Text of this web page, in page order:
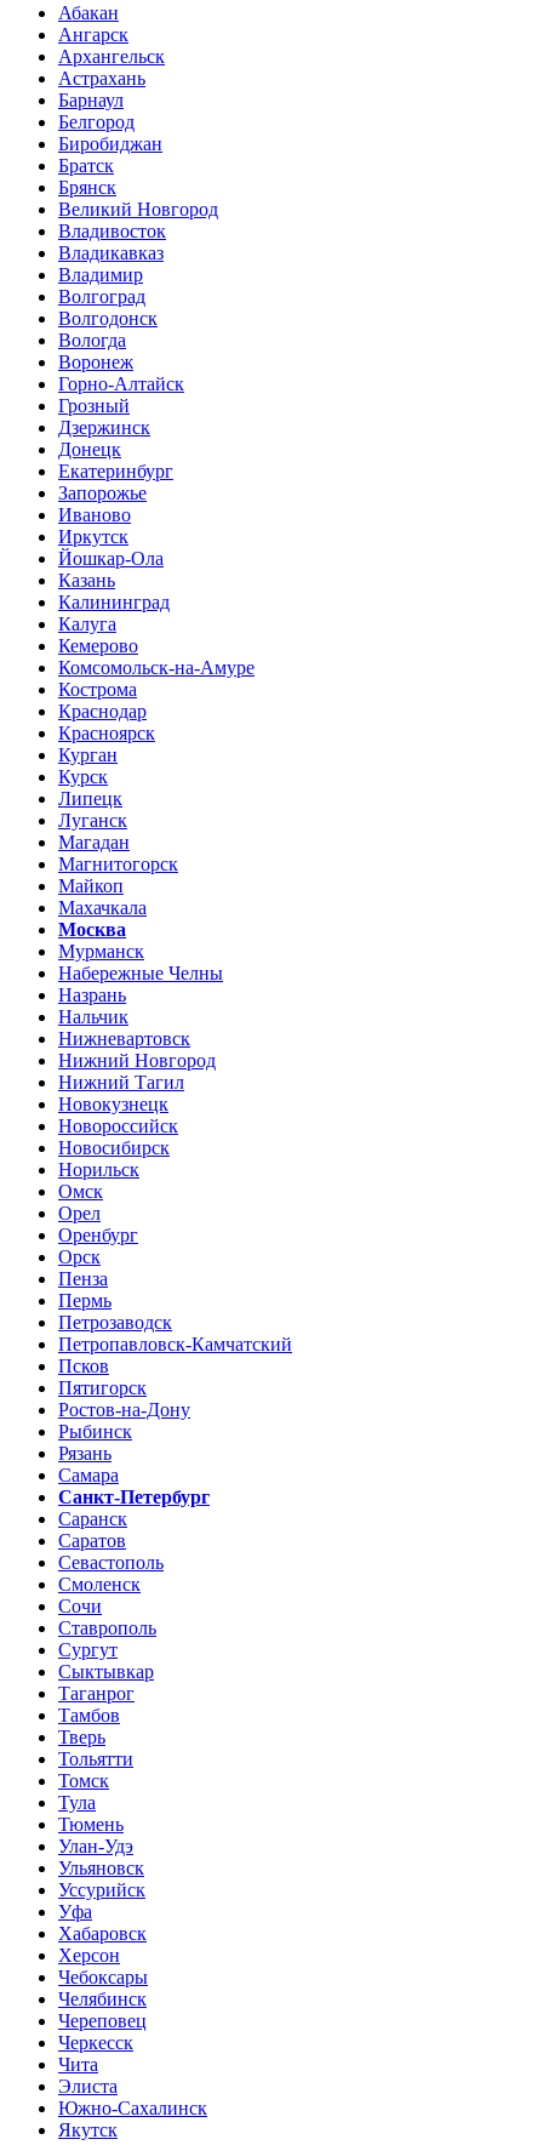
Абакан
Ангарск
Архангельск
Астрахань
Барнаул
Белгород
Биробиджан
Братск
Брянск
Великий Новгород
Владивосток
Владикавказ
Владимир
Волгоград
Волгодонск
Вологда
Воронеж
Горно-Алтайск
Грозный
Дзержинск
Донецк
Екатеринбург
Запорожье
Иваново
Иркутск
Йошкар-Ола
Казань
Калининград
Калуга
Кемерово
Комсомольск-на-Амуре
Кострома
Краснодар
Красноярск
Курган
Курск
Липецк
Луганск
Магадан
Магнитогорск
Майкоп
Махачкала
Москва
Мурманск
Набережные Челны
Назрань
Нальчик
Нижневартовск
Нижний Новгород
Нижний Тагил
Новокузнецк
Новороссийск
Новосибирск
Норильск
Омск
Орел
Оренбург
Орск
Пенза
Пермь
Петрозаводск
Петропавловск-Камчатский
Псков
Пятигорск
Ростов-на-Дону
Рыбинск
Рязань
Самара
Санкт-Петербург
Саранск
Саратов
Севастополь
Смоленск
Сочи
Ставрополь
Сургут
Сыктывкар
Таганрог
Тамбов
Тверь
Тольятти
Томск
Тула
Тюмень
Улан-Удэ
Ульяновск
Уссурийск
Уфа
Хабаровск
Херсон
Чебоксары
Челябинск
Череповец
Черкесск
Чита
Элиста
Южно-Сахалинск
Якутск